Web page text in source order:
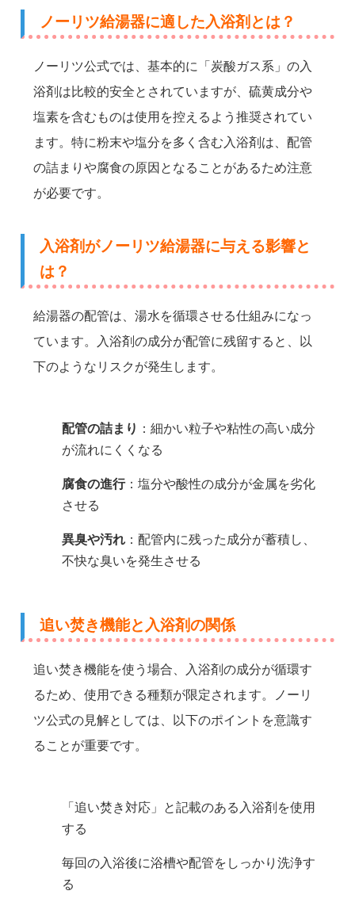
ノーリツ給湯器に適した入浴剤とは？
ノーリツ公式では、基本的に「炭酸ガス系」の入
浴剤は比較的安全とされていますが、硫黄成分や
塩素を含むものは使用を控えるよう推奨されてい
ます。特に粉末や塩分を多く含む入浴剤は、配管
の詰まりや腐食の原因となることがあるため注意
が必要です。
入浴剤がノーリツ給湯器に与える影響と
は？
給湯器の配管は、湯水を循環させる仕組みになっ
ています。入浴剤の成分が配管に残留すると、以
下のようなリスクが発生します。
配管の詰まり ：細かい粒子や粘性の高い成分
が流れにくくなる
腐食の進行：塩分や酸性の成分が金属を劣化
させる
異臭や汚れ ：配管内に残った成分が蓄積し、
不快な臭いを発生させる
追い焚き機能と入浴剤の関係
追い焚き機能を使う場合、入浴剤の成分が循環す
るため、使用できる種類が限定されます。ノーリ
ツ公式の見解としては、以下のポイントを意識す
ることが重要です。
「追い焚き対応」と記載のある入浴剤を使用
する
毎回の入浴後に浴槽や配管をしっかり洗浄す
る